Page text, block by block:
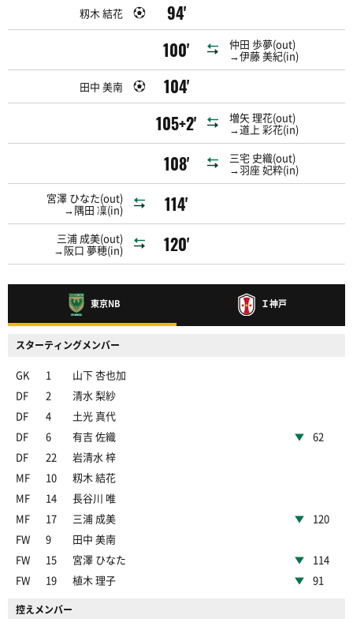
籾木 結花
94'
100'
仲田 歩夢(out)
→伊藤 美紀(in)
田中 美南
104'
105+2'
増矢 理花(out)
→道上 彩花(in)
108' 三宅 史織(out)
→羽座 妃粋(in)
宮澤 ひなた(out)
→隅田 凜(in) 114'
三浦 成美(out)
→阪口 夢穂(in) 120'
東京NB
スターティングメンバー
GK 1
山下 杏也加
DF
2
清水 梨紗
DF
4
土光 真代
DF
6 有吉 佐織
62
DF
22
岩清水 梓
MF
10
籾木 結花
MF
14
長谷川 唯
MF
17 三浦 成美
120
FW
9
田中 美南
FW
15 宮澤 ひなた
114
FW
19 植木 理子 91
控えメンバー
Ｉ神戸